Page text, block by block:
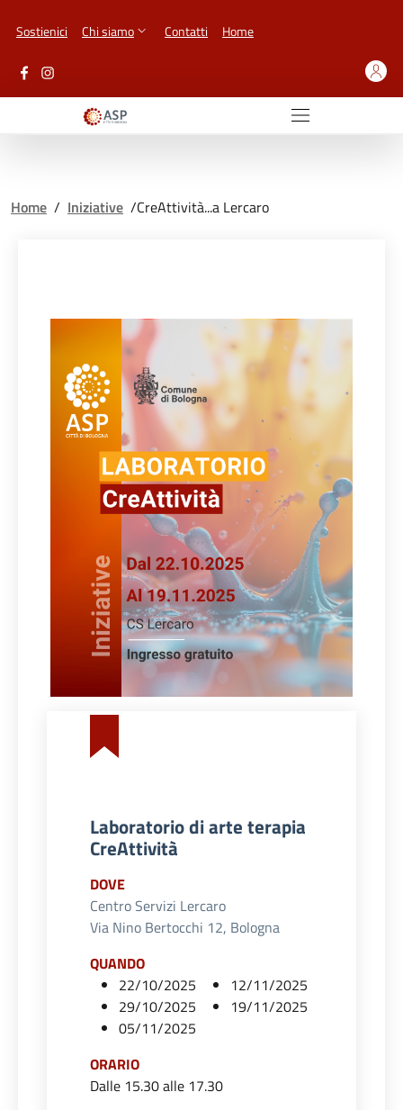
Sostienici Chi siamo Contatti Home
Home / Iniziative /CreAttività...a Lercaro
Laboratorio di arte terapia
CreAttività
DOVE
Centro Servizi Lercaro
Via Nino Bertocchi 12, Bologna
QUANDO
22/10/2025
29/10/2025
05/11/2025
12/11/2025
19/11/2025
ORARIO
Dalle 15.30 alle 17.30